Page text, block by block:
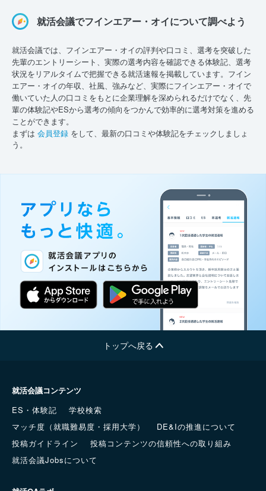
就活会議でフインエアー・オイについて調べよう
就活会議では、フインエアー・オイの評判や口コミ、選考を突破した
先輩のエントリーシート、実際の選考内容を確認できる体験記、選考
状況をリアルタイムで把握できる就活速報を掲載しています。フイン
エアー・オイの年収、社風、強みなど、実際にフインエアー・オイで
働いていた人の口コミをもとに企業理解を深められるだけでなく、先
輩の体験記やESから選考の傾向をつかんで効率的に選考対策を進める
ことができます。
まずは 会員登録 をして、最新の口コミや体験記をチェックしましょ
う。
トップへ戻る
就活会議コンテンツ
ES・体験記
学校検索
マッチ度（就職難易度・採用大学）
DE&Iの推進について
投稿ガイドライン
投稿コンテンツの信頼性への取り組み
就活会議Jobsについて